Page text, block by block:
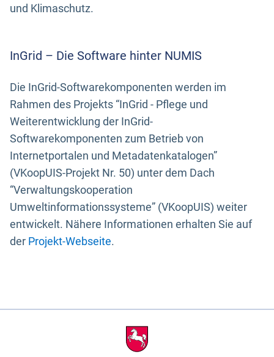
und Klimaschutz.
InGrid – Die Software hinter NUMIS
Die InGrid-Softwarekomponenten werden im
Rahmen des Projekts “InGrid - Pflege und
Weiterentwicklung der InGrid-
Softwarekomponenten zum Betrieb von
Internetportalen und Metadatenkatalogen”
(VKoopUIS-Projekt Nr. 50) unter dem Dach
“Verwaltungskooperation
Umweltinformationssysteme” (VKoopUIS) weiter
entwickelt. Nähere Informationen erhalten Sie auf
der Projekt-Webseite.